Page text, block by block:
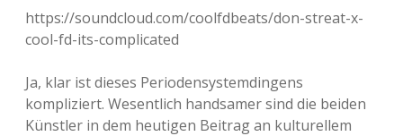
https://soundcloud.com/coolfdbeats/don-streat-x-
cool-fd-its-complicated
Ja, klar ist dieses Periodensystemdingens
kompliziert. Wesentlich handsamer sind die beiden
Künstler in dem heutigen Beitrag an kulturellem